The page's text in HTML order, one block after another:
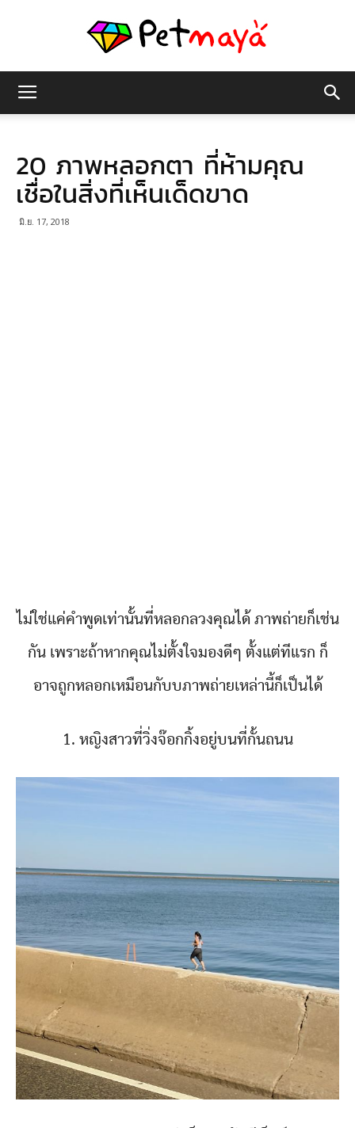
มายา
20 ภาพหลอกตา ที่ห้ามคุณ
เชื่อในสิ่งที่เห็นเด็ดขาด
มิ.ย. 17, 2018
ไม่ใช่แค่คำพูดเท่านั้นที่หลอกลวงคุณได้ ภาพถ่ายก็เช่น
กัน เพราะถ้าหากคุณไม่ตั้งใจมองดีๆ ตั้งแต่ทีแรก ก็
อาจถูกหลอกเหมือนกับบภาพถ่ายเหล่านี้ก็เป็นได้
1. หญิงสาวที่วิ่งจ๊อกกิ้งอยู่บนที่กั้นถนน